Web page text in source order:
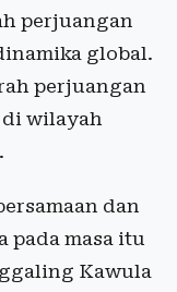
perjuangan
global.
perjuangan
wilayah
dan
pada masa itu
Kawula